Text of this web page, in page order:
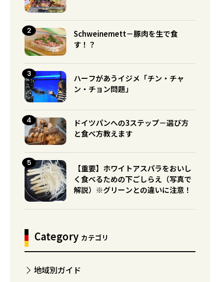
Schweinemett－豚肉を生で食
す！？
ハーフがあうイジメ「チン・チャ
ン・チョン問題」
ドイツパンへの3ステップ－選び方
と食べ方教えます
【重要】ホワイトアスパラをおいし
く食べるための下ごしらえ（写真で
解説）※グリーンとの違いに注意！
Category カテゴリ
地域別ガイド